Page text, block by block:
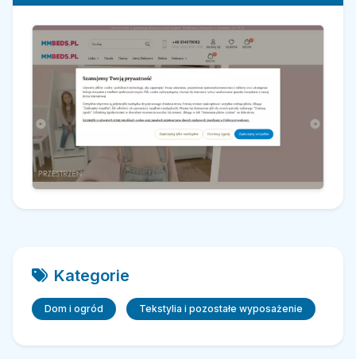
Kategorie
Dom i ogród Tekstylia i pozostałe wyposażenie